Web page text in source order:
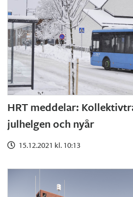
HRT meddelar:
julhelgen och nyår
15.12.2021 kl. 10:13